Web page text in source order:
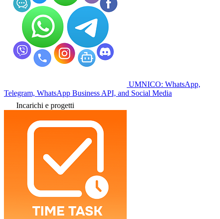
UMNICO: WhatsApp,
Telegram, WhatsApp Business API, and Social Media
Incarichi e progetti